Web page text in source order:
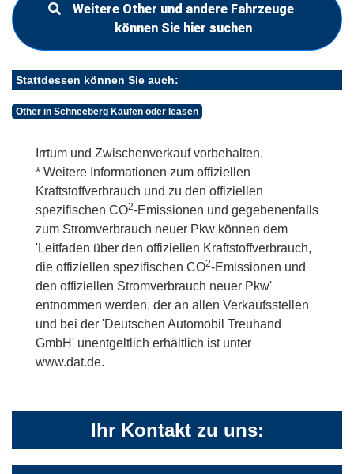
Weitere Other und andere Fahrzeuge
können Sie hier suchen
Stattdessen können Sie auch:
Other in Schneeberg Kaufen oder leasen
Irrtum und Zwischenverkauf vorbehalten.
* Weitere Informationen zum offiziellen
Kraftstoffverbrauch und zu den offiziellen
spezifischen CO2-Emissionen und gegebenenfalls
zum Stromverbrauch neuer Pkw können dem
'Leitfaden über den offiziellen Kraftstoffverbrauch,
die offiziellen spezifischen CO2-Emissionen und
den offiziellen Stromverbrauch neuer Pkw'
entnommen werden, der an allen Verkaufsstellen
und bei der 'Deutschen Automobil Treuhand
GmbH' unentgeltlich erhältlich ist unter
www.dat.de.
Ihr Kontakt zu uns: